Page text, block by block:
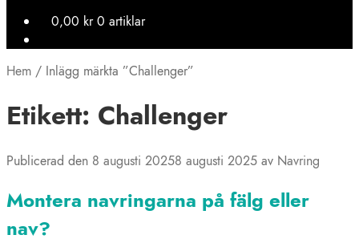
0,00 kr 0 artiklar
Hem / Inlägg märkta ”Challenger”
Etikett: Challenger
Publicerad den 8 augusti 20258 augusti 2025 av Navring
Montera navringarna på fälg eller
nav?